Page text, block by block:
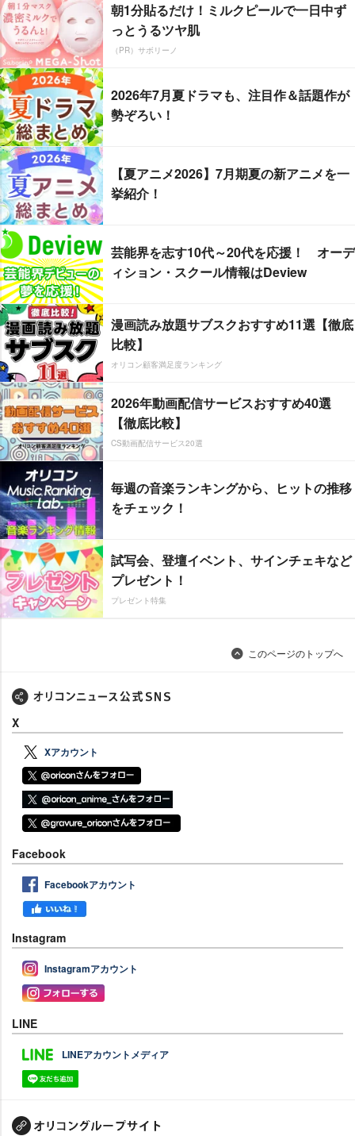
朝1分貼るだけ！ミルクピールで一日中ず
っとうるツヤ肌
（PR）サボリーノ
2026年7月夏ドラマも、注目作＆話題作が
勢ぞろい！
【夏アニメ2026】7月期夏の新アニメを一
挙紹介！
芸能界を志す10代～20代を応援！ オーデ
ィション・スクール情報はDeview
漫画読み放題サブスクおすすめ11選【徹底
比較】
オリコン顧客満足度ランキング
2026年動画配信サービスおすすめ40選
【徹底比較】
CS動画配信サービス20選
毎週の音楽ランキングから、ヒットの推移
をチェック！
試写会、登壇イベント、サインチェキなど
プレゼント！
プレゼント特集
このページのトップへ
X
Xアカウント
Facebook
Facebookアカウント
Instagram
Instagramアカウント
LINE
LINEアカウントメディア